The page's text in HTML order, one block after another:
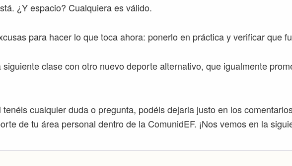
¿Y espacio? Cualquiera es válido.
para hacer lo que toca ahora: ponerlo en práctica y verificar que
siguiente clase con otro nuevo deporte alternativo, que igualmente
cualquier duda o pregunta, podéis dejarla justo en los
de tu área personal dentro de la ComunidEF. ¡Nos vemos en la